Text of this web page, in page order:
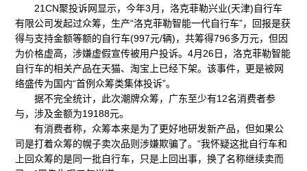
21CN聚投诉网显示，今年3月，洛克菲勒兴业(天津)自行车
有限公司发起过众筹，生产“洛克菲勒智能一代自行车”，回报是获
得与支持金额等额的自行车(997元/辆)，共筹得796多万元，但因
为价格虚高，涉嫌虚假宣传被用户投诉。4月26日，洛克菲勒智能
自行车的相关产品在天猫、淘宝上已经下架。该事件，更是被网
络盛传为国内“首例众筹类集体投诉”。
据不完全统计，此次潮牌众筹，广东至少有12名消费者参
与，涉及金额为19188元。
有消费者称，众筹本来是为了更好地研发新产品，但如果公
司是打着众筹的幌子卖次品则涉嫌欺骗了。“我怀疑这批自行车和
上回众筹的是同一批自行车，只是上回出事，换了名称继续卖而